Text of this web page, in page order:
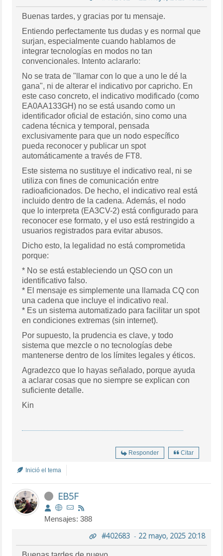
Buenas tardes, y gracias por tu mensaje.
Entiendo perfectamente tus dudas y es normal que
surjan, especialmente cuando hablamos de
integrar tecnologías en modos no tan
convencionales. Intento aclararlo:
No se trata de "llamar con lo que a uno le dé la
gana", ni de alterar el indicativo por capricho. En
este caso concreto, el indicativo modificado (como
EA0AA133GH) no se está usando como un
identificador oficial de estación, sino como una
cadena técnica y temporal, pensada
exclusivamente para que un nodo específico
pueda reconocer y publicar un spot
automáticamente a través de FT8.
Este sistema no sustituye el indicativo real, ni se
utiliza con fines de comunicación entre
radioaficionados. De hecho, el indicativo real está
incluido dentro de la cadena. Además, el nodo
que lo interpreta (EA3CV-2) está configurado para
reconocer ese formato, y el uso está restringido a
usuarios registrados para evitar abusos.
Dicho esto, la legalidad no está comprometida
porque:
* No se está estableciendo un QSO con un
identificativo falso.
* El mensaje es simplemente una llamada CQ con
una cadena que incluye el indicativo real.
* Es un sistema automatizado para facilitar un spot
en condiciones extremas (sin internet).
Por supuesto, la prudencia es clave, y todo
sistema que mezcle o no tecnologías debe
mantenerse dentro de los límites legales y éticos.
Agradezco que lo hayas señalado, porque ayuda
a aclarar cosas que no siempre se explican con
suficiente detalle.
Kin
Responder Citar
Inició el tema
EB5F
Mensajes: 388
#402683- 22 mayo, 2025 20:18